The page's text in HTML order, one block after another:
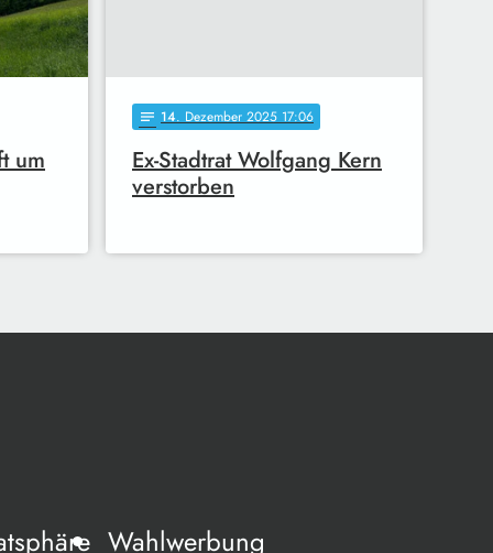
um
notes 14. Dezember 2025 17:06
Ex-Stadtrat Wolfgang Kern
verstorben
Wahlwerbung